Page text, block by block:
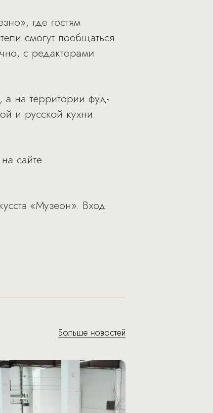
где гостям
смогут пообщаться
с редакторами
а на территории фуд-
и русской кухни.
сайте
«Музеон». Вход
Больше новостей